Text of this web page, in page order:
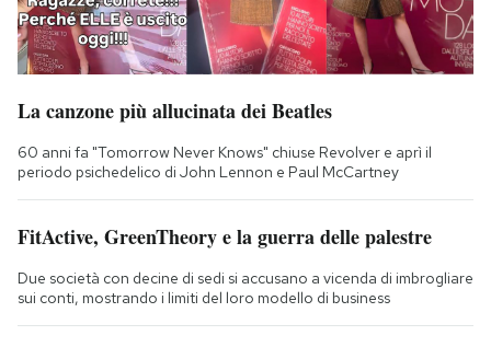
La canzone più allucinata dei Beatles
60 anni fa "Tomorrow Never Knows" chiuse Revolver e aprì il
periodo psichedelico di John Lennon e Paul McCartney
FitActive, GreenTheory e la guerra delle palestre
Due società con decine di sedi si accusano a vicenda di imbrogliare
sui conti, mostrando i limiti del loro modello di business